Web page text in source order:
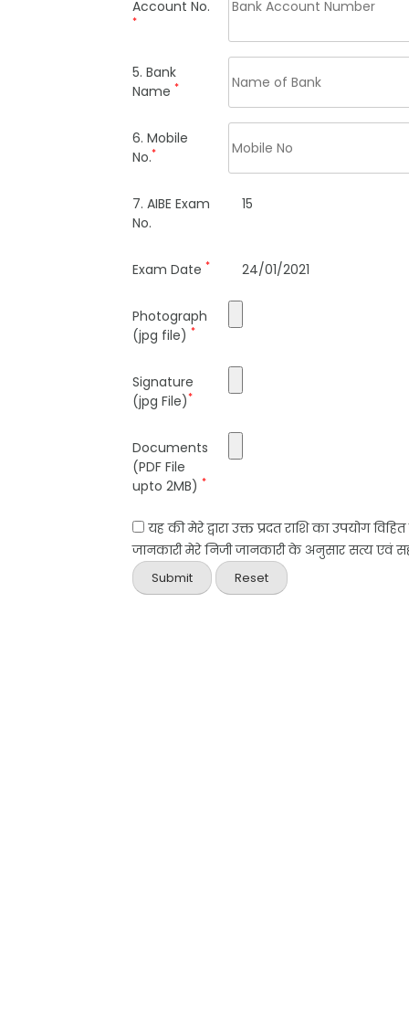
Account No.
*
5. Bank
Name *
6. Mobile
No.*
7. AIBE Exam
No.
15
Exam Date * 24/01/2021
Photograph
(jpg file) *
Signature
(jpg File)*
Documents
(PDF File
upto 2MB) *
यह की मेरे द्वारा उक्त प्रदत राशि का उपयोग
जानकारी मेरे निजी जानकारी के अनुसार सत्य एवं